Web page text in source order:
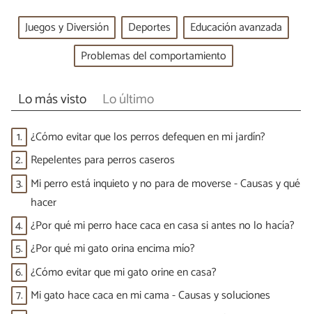
Juegos y Diversión Deportes
Educación avanzada
Problemas del comportamiento
Lo más visto Lo último
1. ¿Cómo evitar que los perros defequen en mi jardín?
2. Repelentes para perros caseros
3. Mi perro está inquieto y no para de moverse - Causas y qué
hacer
4. ¿Por qué mi perro hace caca en casa si antes no lo hacía?
5. ¿Por qué mi gato orina encima mío?
6. ¿Cómo evitar que mi gato orine en casa?
7. Mi gato hace caca en mi cama - Causas y soluciones